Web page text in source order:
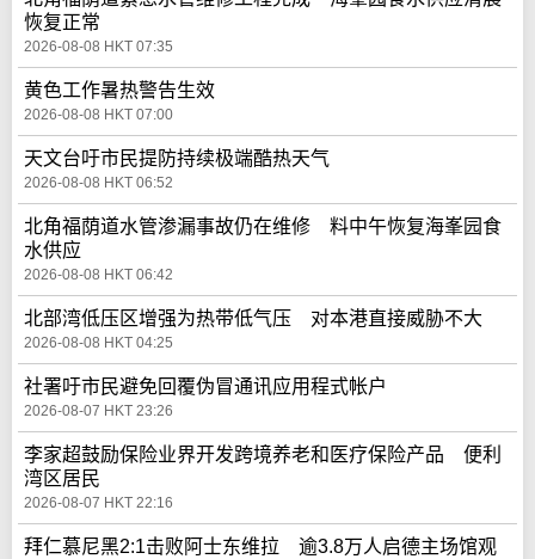
恢复正常
2026-08-08 HKT 07:35
黄色工作暑热警告生效
2026-08-08 HKT 07:00
天文台吁市民提防持续极端酷热天气
2026-08-08 HKT 06:52
北角福荫道水管渗漏事故仍在维修 料中午恢复海峯园食
水供应
2026-08-08 HKT 06:42
北部湾低压区增强为热带低气压 对本港直接威胁不大
2026-08-08 HKT 04:25
社署吁市民避免回覆伪冒通讯应用程式帐户
2026-08-07 HKT 23:26
李家超鼓励保险业界开发跨境养老和医疗保险产品 便利
湾区居民
2026-08-07 HKT 22:16
拜仁慕尼黑2:1击败阿士东维拉 逾3.8万人启德主场馆观